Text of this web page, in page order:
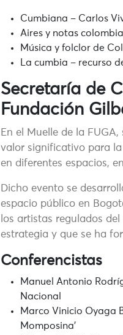
Cumbiana – Carlos
Aires y notas
Música y folclor de
La cumbia – recurso
Secretaría de
Fundación
En el Muelle de la
valor significativo para
en diferentes espacios,
Dicho evento se
espacio público en
los artistas regulados
estrategia y que se ha
Conferencistas
Manuel Antonio
Nacional
Marco Vinicio Oyaga
Momposina’